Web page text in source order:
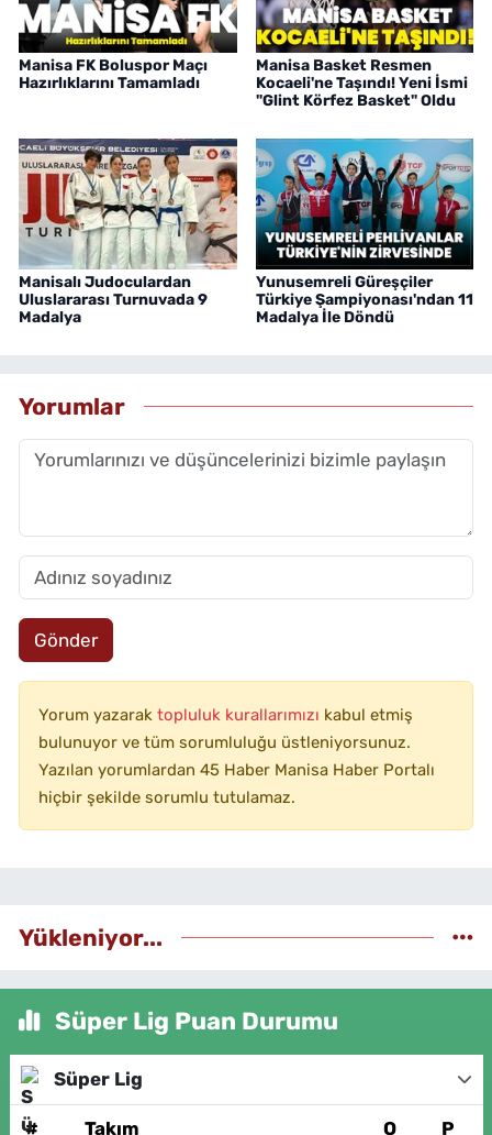
Manisa FK Boluspor Maçı
Hazırlıklarını Tamamladı
Manisa Basket Resmen
Kocaeli'ne Taşındı! Yeni İsmi
"Glint Körfez Basket" Oldu
Manisalı Judoculardan
Uluslararası Turnuvada 9
Madalya
Yunusemreli Güreşçiler
Türkiye Şampiyonası'ndan 11
Madalya İle Döndü
Yorumlar
Gönder
Yorum yazarak topluluk kurallarımızı kabul etmiş
bulunuyor ve tüm sorumluluğu üstleniyorsunuz.
Yazılan yorumlardan 45 Haber Manisa Haber Portalı
hiçbir şekilde sorumlu tutulamaz.
Yükleniyor...
Süper Lig Puan Durumu
Süper Lig
# Takım O P